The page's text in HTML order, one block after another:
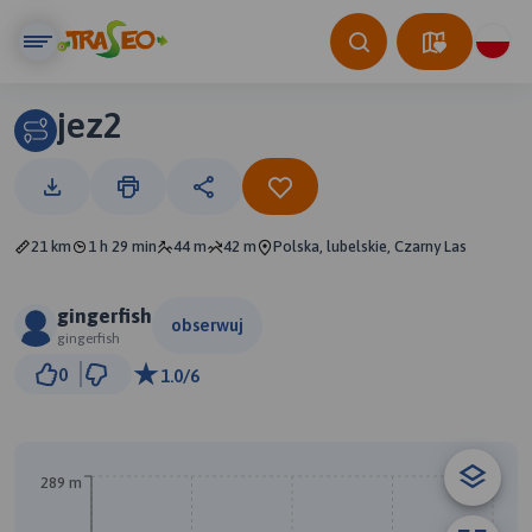
jez2
21 km 1 h 29 min 44 m 42 m Polska, lubelskie, Czarny Las
gingerfish
gingerfish
obserwuj
0 1.0/6
289 m